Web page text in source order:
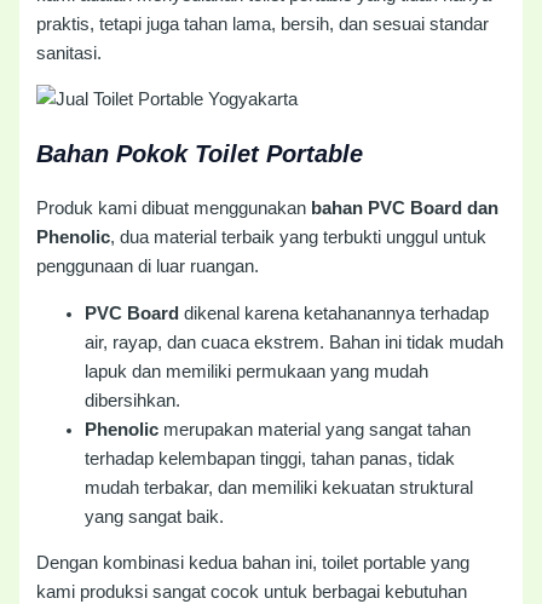
praktis, tetapi juga tahan lama, bersih, dan sesuai standar
sanitasi.
Bahan Pokok Toilet Portable
Produk kami dibuat menggunakan bahan PVC Board dan
Phenolic, dua material terbaik yang terbukti unggul untuk
penggunaan di luar ruangan.
PVC Board dikenal karena ketahanannya terhadap
air, rayap, dan cuaca ekstrem. Bahan ini tidak mudah
lapuk dan memiliki permukaan yang mudah
dibersihkan.
Phenolic merupakan material yang sangat tahan
terhadap kelembapan tinggi, tahan panas, tidak
mudah terbakar, dan memiliki kekuatan struktural
yang sangat baik.
Dengan kombinasi kedua bahan ini, toilet portable yang
kami produksi sangat cocok untuk berbagai kebutuhan